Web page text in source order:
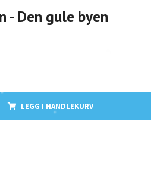
- Den gule byen
LEGG I HANDLEKURV